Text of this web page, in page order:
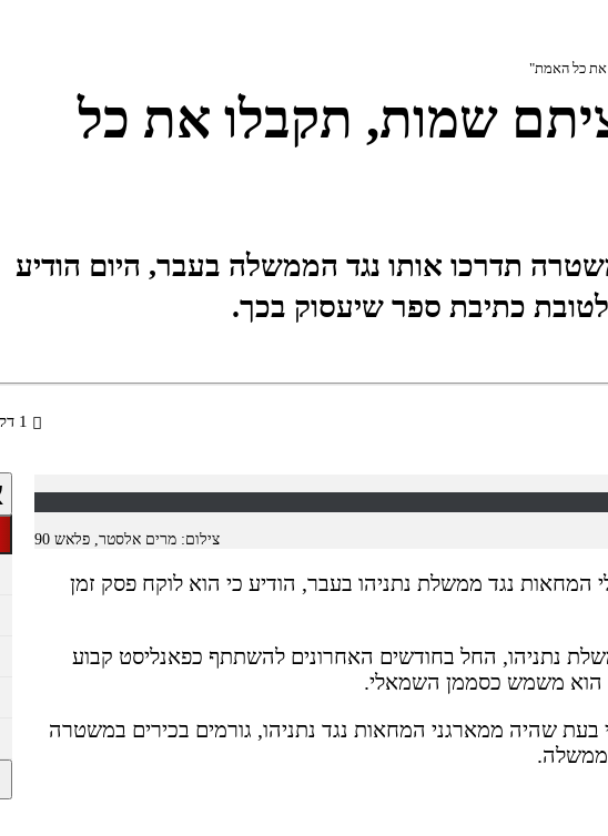
את כל האמת"
שמות, תקבלו את כל
תדרכו אותו נגד הממשלה בעבר, היום הודיע
לטובת כתיבת ספר שיעסוק בכך.
1 דקות
צילום: מרים אלסטר, פלאש 90
המחאות נגד ממשלת נתניהו בעבר, הודיע כי הוא לוקח פסק זמן
נתניהו, החל בחודשים האחרונים להשתתף כפאנליסט קבוע
בעת שהיה ממארגני המחאות נגד נתניהו, גורמים בכירים במשטרה